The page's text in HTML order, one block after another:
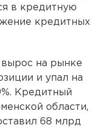
в кредитную
кредитных
на рынке
и упал на
Кредитный
области,
68 млрд